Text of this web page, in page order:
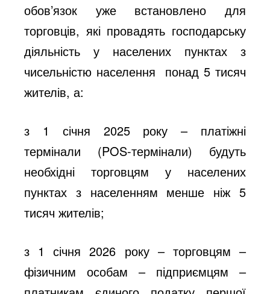
обов’язок уже встановлено для
торговців, які провадять господарську
діяльність у населених пунктах з
чисельністю населення понад 5 тисяч
жителів, а:
з 1 січня 2025 року – платіжні
термінали (POS-термінали) будуть
необхідні торговцям у населених
пунктах з населенням менше ніж 5
тисяч жителів;
з 1 січня 2026 року – торговцям –
фізичним особам – підприємцям –